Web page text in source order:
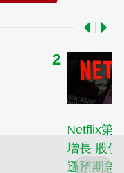
Netflix第
增長 股價
遜預期急